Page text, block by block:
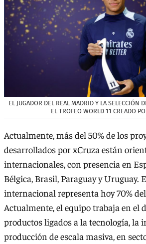
EL JUGADOR DEL REAL MADRID Y LA SELECCIÓN
EL TROFEO WORLD 11 CREADO
Actualmente, más del 50% de los
desarrollados por xCruza están
internacionales, con presencia en
Bélgica, Brasil, Paraguay y Uruguay.
internacional representa hoy 70%
Actualmente, el equipo trabaja en el
productos ligados a la tecnología, la
producción de escala masiva, en